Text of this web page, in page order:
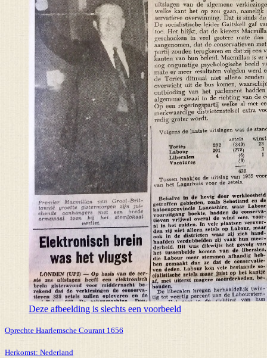
Deze afbeelding is slechts een voorbeeld
Oprechte Haarlemsche Courant 1656
Herkomst: Nederland